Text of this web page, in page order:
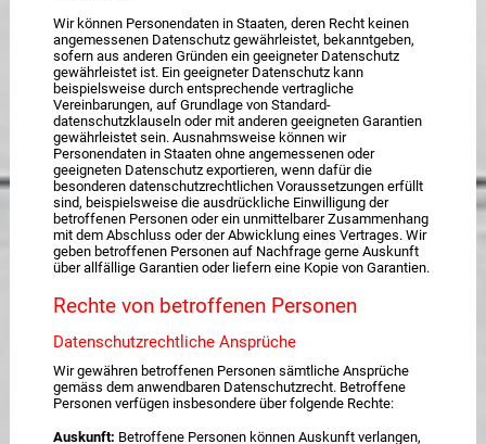
Wir können Personendaten in Staaten, deren Recht keinen
angemessenen Datenschutz gewährleistet, bekanntgeben,
sofern aus anderen Gründen ein geeigneter Datenschutz
gewährleistet ist. Ein geeigneter Datenschutz kann
beispielsweise durch entsprechende vertragliche
Vereinbarungen, auf Grundlage von Standard­
datenschutzklauseln oder mit anderen geeigneten Garantien
gewährleistet sein. Ausnahmsweise können wir
Personendaten in Staaten ohne angemessenen oder
geeigneten Datenschutz exportieren, wenn dafür die
besonderen datenschutz­rechtlichen Voraussetzungen erfüllt
sind, beispielsweise die ausdrückliche Einwilligung der
betroffenen Personen oder ein unmittelbarer Zusammenhang
mit dem Abschluss oder der Abwicklung eines Vertrages. Wir
geben betroffenen Personen auf Nachfrage gerne Auskunft
über allfällige Garantien oder liefern eine Kopie von Garantien.
Rechte von betroffenen Personen
Datenschutzrechtliche Ansprüche
Wir gewähren betroffenen Personen sämtliche Ansprüche
gemäss dem anwendbaren Datenschutzrecht. Betroffene
Personen verfügen insbesondere über folgende Rechte:
Auskunft: Betroffene Personen können Auskunft verlangen,